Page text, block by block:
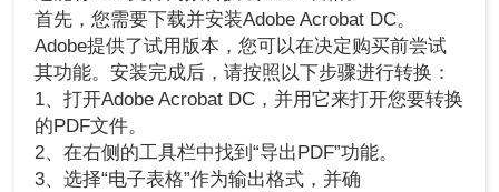
首先，您需要下载并安装Adobe Acrobat DC。
Adobe提供了试用版本，您可以在决定购买前尝试
其功能。安装完成后，请按照以下步骤进行转换：
1、打开Adobe Acrobat DC，并用它来打开您要转换
的PDF文件。
2、在右侧的工具栏中找到“导出PDF”功能。
3、选择“电子表格”作为输出格式，并确